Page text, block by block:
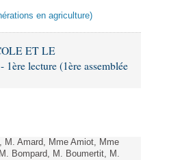
en agriculture)
ET LE
lecture (1ère assemblée
M. Amard, Mme Amiot, Mme
Bompard, M. Boumertit, M.